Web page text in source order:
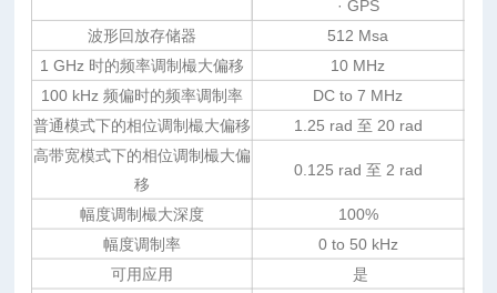
· GPS
波形回放存储器
512 Msa
1 GHz 时的频率调制樶大偏移
10 MHz
100 kHz 频偏时的频率调制率
DC to 7 MHz
普通模式下的相位调制樶大偏移
1.25 rad 至 20 rad
高带宽模式下的相位调制樶大偏
移
0.125 rad 至 2 rad
幅度调制樶大深度
100%
幅度调制率
0 to 50 kHz
可用应用
是